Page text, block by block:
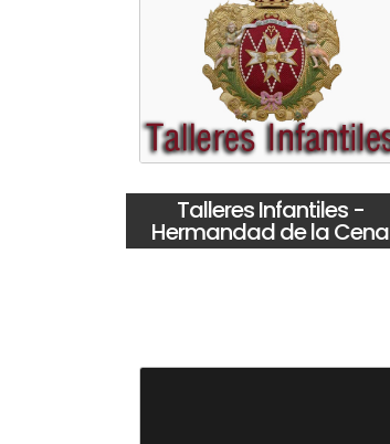
Talleres Infantiles -
Hermandad de la Cena